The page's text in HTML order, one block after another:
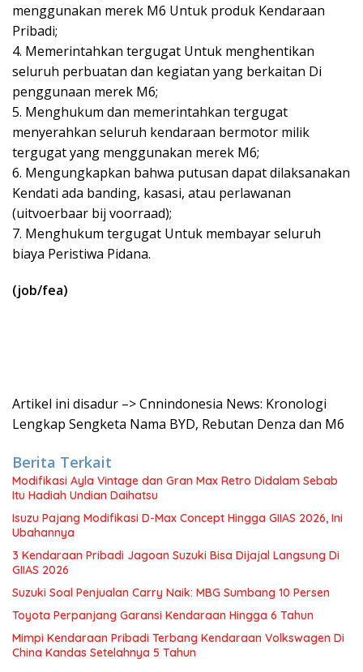
menggunakan merek M6 Untuk produk Kendaraan
Pribadi;
4. Memerintahkan tergugat Untuk menghentikan
seluruh perbuatan dan kegiatan yang berkaitan Di
penggunaan merek M6;
5. Menghukum dan memerintahkan tergugat
menyerahkan seluruh kendaraan bermotor milik
tergugat yang menggunakan merek M6;
6. Mengungkapkan bahwa putusan dapat dilaksanakan
Kendati ada banding, kasasi, atau perlawanan
(uitvoerbaar bij voorraad);
7. Menghukum tergugat Untuk membayar seluruh
biaya Peristiwa Pidana.
(job/fea)
Artikel ini disadur –> Cnnindonesia News: Kronologi
Lengkap Sengketa Nama BYD, Rebutan Denza dan M6
Berita Terkait
Modifikasi Ayla Vintage dan Gran Max Retro Didalam Sebab
Itu Hadiah Undian Daihatsu
Isuzu Pajang Modifikasi D-Max Concept Hingga GIIAS 2026, Ini
Ubahannya
3 Kendaraan Pribadi Jagoan Suzuki Bisa Dijajal Langsung Di
GIIAS 2026
Suzuki Soal Penjualan Carry Naik: MBG Sumbang 10 Persen
Toyota Perpanjang Garansi Kendaraan Hingga 6 Tahun
Mimpi Kendaraan Pribadi Terbang Kendaraan Volkswagen Di
China Kandas Setelahnya 5 Tahun